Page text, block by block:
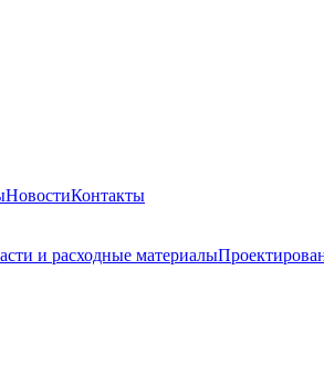
НовостиКонтакты
и расходные материалы